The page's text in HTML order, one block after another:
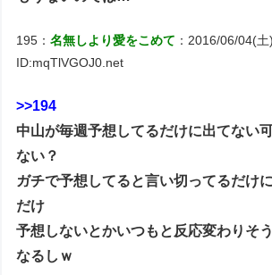
195：名無しより愛をこめて ：2016/06/04(
ID:mqTlVGOJ0.net
>>194
中山が毎週予想してるだけに出てない
ない？
ガチで予想してると言い切ってるだけ
だけ
予想しないとかいつもと反応変わりそ
なるしｗ